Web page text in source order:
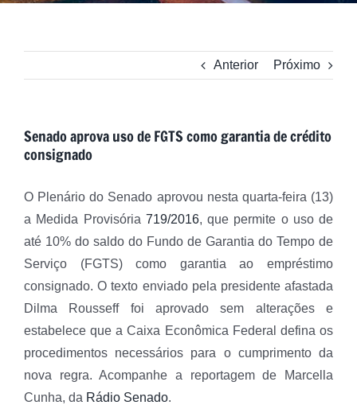
Anterior Próximo
Senado aprova uso de FGTS como garantia de crédito
consignado
O Plenário do Senado aprovou nesta quarta-feira (13)
a Medida Provisória 719/2016, que permite o uso de
até 10% do saldo do Fundo de Garantia do Tempo de
Serviço (FGTS) como garantia ao empréstimo
consignado. O texto enviado pela presidente afastada
Dilma Rousseff foi aprovado sem alterações e
estabelece que a Caixa Econômica Federal defina os
procedimentos necessários para o cumprimento da
nova regra. Acompanhe a reportagem de Marcella
Cunha, da Rádio Senado.